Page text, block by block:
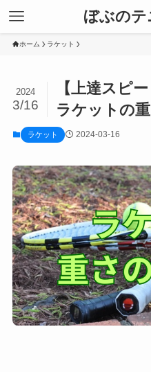
ぼぶの
ホーム ラケット
【上達スピ
ラケットの
2024
3/16
ラケット 2024-03-16